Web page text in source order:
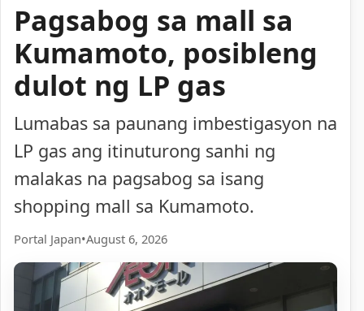
Pagsabog sa mall sa
Kumamoto, posibleng
dulot ng LP gas
Lumabas sa paunang imbestigasyon na
LP gas ang itinuturong sanhi ng
malakas na pagsabog sa isang
shopping mall sa Kumamoto.
Portal Japan•August 6, 2026